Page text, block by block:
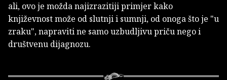
ali, ovo je možda najizrazitiji primjer kako
književnost može od slutnji i sumnji, od onoga što je "u
zraku", napraviti ne samo uzbudljivu priču nego i
društvenu dijagnozu.